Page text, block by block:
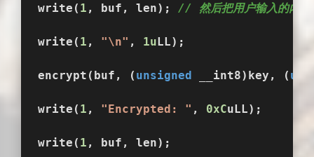
write( 1 , buf, len); // 然后把用户输入的内
write( 1 , "\n" , 1uLL);
encrypt(buf, ( unsigned __int8)key, (
write( 1 , "Encrypted: " , 0xCuLL);
write( 1 , buf, len);